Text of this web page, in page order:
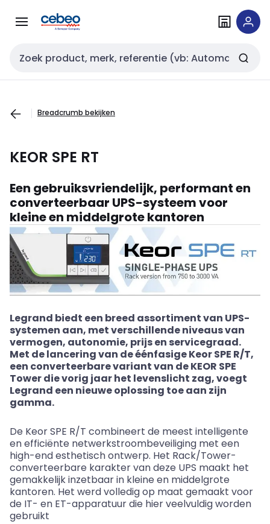
naar
naar
Zoekveld invoer
Breadcrumb bekijken
KEOR SPE RT
Een gebruiksvriendelijk, performant en
converteerbaar UPS-systeem voor
kleine en middelgrote kantoren
Legrand biedt een breed assortiment van UPS-
systemen aan, met verschillende niveaus van
vermogen, autonomie, prijs en servicegraad.
Met de lancering van de éénfasige Keor SPE R/T,
een converteerbare variant van de KEOR SPE
Tower die vorig jaar het levenslicht zag, voegt
Legrand een nieuwe oplossing toe aan zijn
gamma.
De Keor SPE R/T combineert de meest intelligente
en efficiënte netwerkstroombeveiliging met een
high-end esthetisch ontwerp. Het Rack/Tower-
converteerbare karakter van deze UPS maakt het
gemakkelijk inzetbaar in kleine en middelgrote
kantoren. Het werd volledig op maat gemaakt voor
de IT- en ET-apparatuur die hier veelvuldig worden
gebruikt